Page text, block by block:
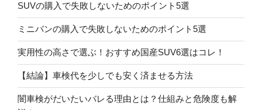
SUVの購入で失敗しないためのポイント5選
ミニバンの購入で失敗しないためのポイント5選
実用性の高さで選ぶ！おすすめ国産SUV6選はコレ！
【結論】車検代を少しでも安く済ませる方法
闇車検がだいたいバレる理由とは？仕組みと危険度も解